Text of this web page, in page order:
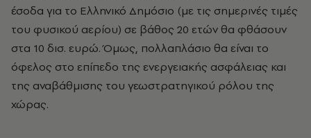
έσοδα για το Ελληνικό Δημόσιο (με τις σημερινές τιμές
του φυσικού αερίου) σε βάθος 20 ετών θα φθάσουν
στα 10 δισ. ευρώ. Όμως, πολλαπλάσιο θα είναι το
όφελος στο επίπεδο της ενεργειακής ασφάλειας και
της αναβάθμισης του γεωστρατηγικού ρόλου της
χώρας.